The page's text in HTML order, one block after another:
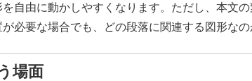
自由に動かしやすくなります。ただし、本文
必要な場合でも、どの段落に関連する図形なの
場面